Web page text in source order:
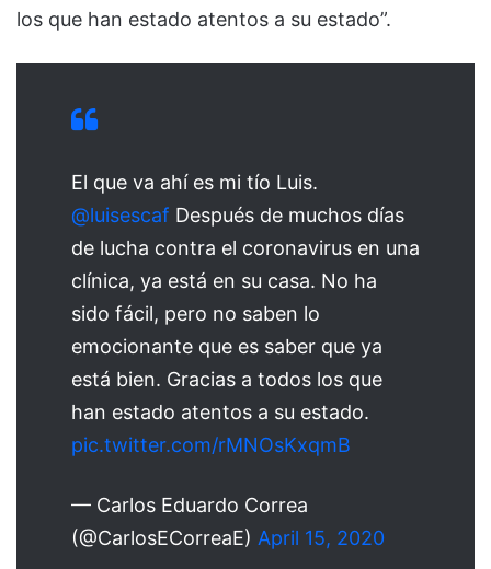
los que han estado atentos a su estado”.
El que va ahí es mi tío Luis.
@luisescaf Después de muchos días
de lucha contra el coronavirus en una
clínica, ya está en su casa. No ha
sido fácil, pero no saben lo
emocionante que es saber que ya
está bien. Gracias a todos los que
han estado atentos a su estado.
pic.twitter.com/rMNOsKxqmB
— Carlos Eduardo Correa
(@CarlosECorreaE) April 15, 2020